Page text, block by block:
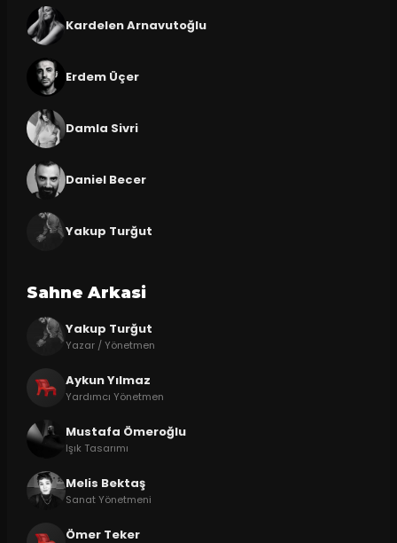
Kardelen Arnavutoğlu
Erdem Üçer
Damla Sivri
Daniel Becer
Yakup Turğut
Sahne Arkasi
Yakup Turğut
Yazar / Yönetmen
Aykun Yılmaz
Yardımcı Yönetmen
Mustafa Ömeroğlu
Işık Tasarımı
Melis Bektaş
Sanat Yönetmeni
Ömer Teker